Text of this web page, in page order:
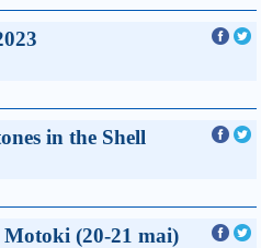
in the Shell
Motoki (20-21 mai)